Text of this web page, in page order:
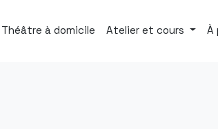
Théâtre à domicile Atelier et cours À